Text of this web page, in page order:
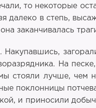
то некоторые
далеко в степь,
заканчивалась
На песке,
стояли лучше, чем
поклонницы
и приносили